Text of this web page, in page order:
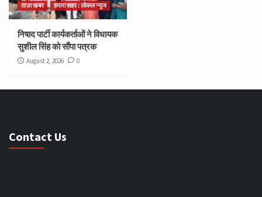
ताज़ा खबर हमारा शहर : लोकल न्यूज
निषाद पार्टी कार्यकर्ताओं ने विधायक
सुशील सिंह को सौंपा पत्रक
August 2, 2026 0
Contact Us